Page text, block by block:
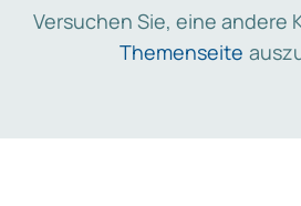
Versuchen Sie, eine andere
Themenseite